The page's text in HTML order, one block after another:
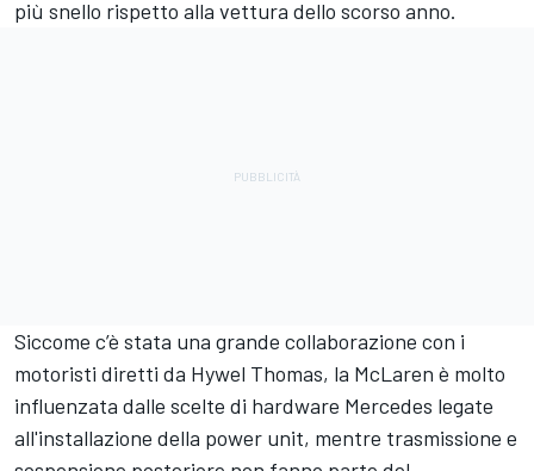
più snello rispetto alla vettura dello scorso anno.
Siccome c’è stata una grande collaborazione con i
motoristi diretti da Hywel Thomas, la McLaren è molto
influenzata dalle scelte di hardware Mercedes legate
all'installazione della power unit, mentre trasmissione e